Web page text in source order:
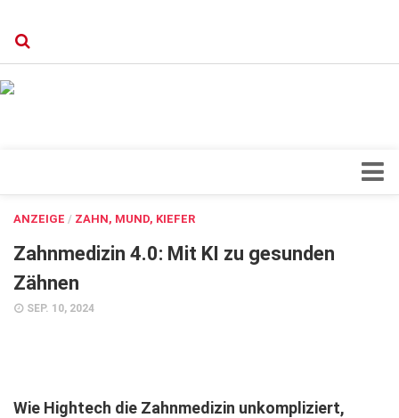
Blick ins Innere
Forschung
Herz & Kreislauf
Orthopädie
Wirtschaft, Recht, Finanzen
ANZEIGE / ZAHN, MUND, KIEFER
Zahnmedizin 4.0: Mit KI zu gesunden
Zähnen
SEP. 10, 2024
Wie Hightech die Zahnmedizin unkompliziert,